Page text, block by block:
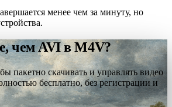
менее чем за минуту, но
чем AVI в M4V?
пакетно скачивать и управлять видео
бесплатно, без регистрации и